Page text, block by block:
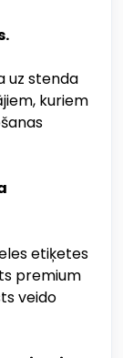
uz stenda
kuriem
etiķetes
premium
veido